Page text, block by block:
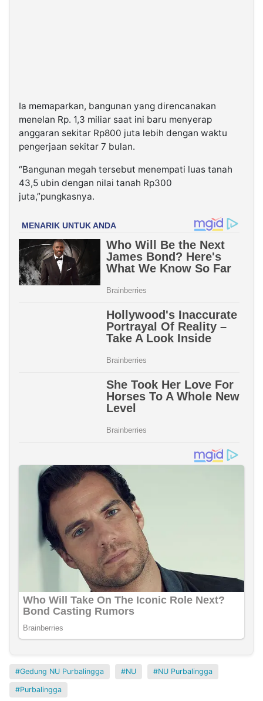
Ia memaparkan, bangunan yang direncanakan
menelan Rp. 1,3 miliar saat ini baru menyerap
anggaran sekitar Rp800 juta lebih dengan waktu
pengerjaan sekitar 7 bulan.
“Bangunan megah tersebut menempati luas tanah
43,5 ubin dengan nilai tanah Rp300
juta,”pungkasnya.
Gedung NU Purbalingga NU NU Purbalingga
Purbalingga